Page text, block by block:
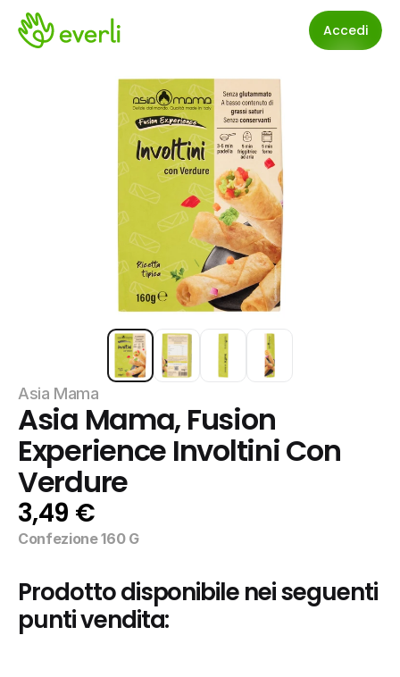
Accedi
Asia Mama
Asia Mama, Fusion
Experience Involtini Con
Verdure
3,49 €
Confezione 160 G
Prodotto disponibile nei seguenti
punti vendita: